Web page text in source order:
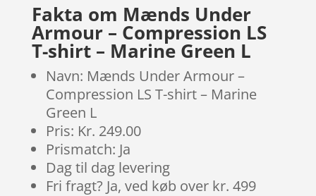
Fakta om Mænds Under
Armour – Compression LS
T-shirt – Marine Green L
Navn: Mænds Under Armour –
Compression LS T-shirt – Marine
Green L
Pris: Kr. 249.00
Prismatch: Ja
Dag til dag levering
Fri fragt? Ja, ved køb over kr. 499